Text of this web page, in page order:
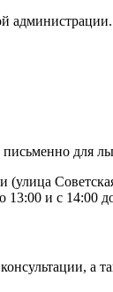
администрации.
письменно для
(улица
13:00 и с 14:00
а